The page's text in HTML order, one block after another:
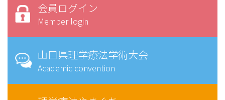
会員ログイン
Member login
山口県理学療法学術大会
Academic convention